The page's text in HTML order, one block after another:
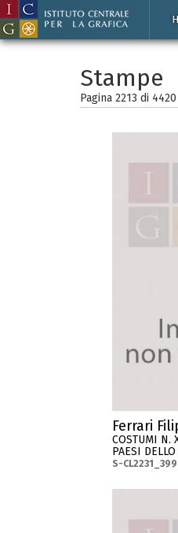
Stampe
Pagina 2213 di 4420
Ferrari
COSTUMI N.
PAESI DELLO
S-